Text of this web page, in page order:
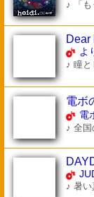
♪ 「
Dear
よ
♪ 瞳
電ボ
電
♪ 全
♪ 暑